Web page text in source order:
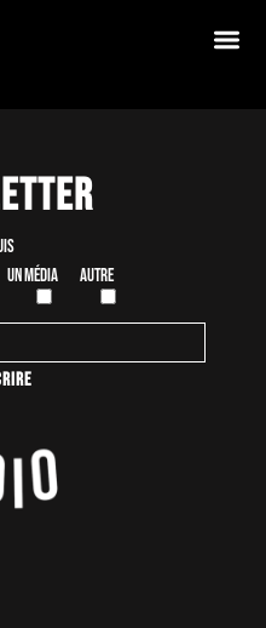
Un média Autre